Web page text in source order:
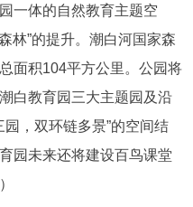
一体的自然教育主题空
林”的提升。潮白河国家森
面积104平方公里。公园将
白教育园三大主题园及沿
，双环链多景”的空间结
园未来还将建设百鸟课堂